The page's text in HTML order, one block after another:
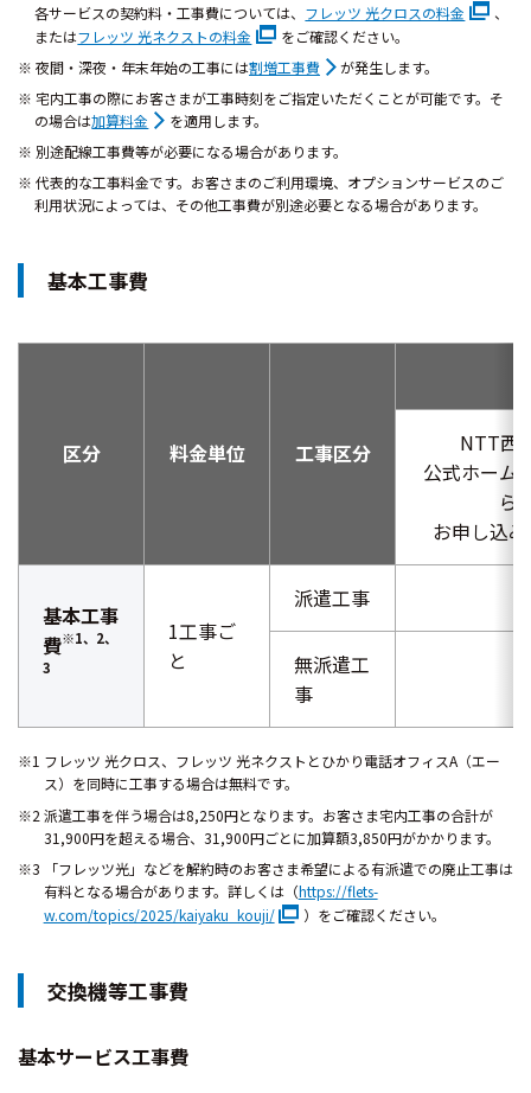
各サービスの契約料・工事費については、 フレッツ 光クロスの料金
、
またはフレッツ 光ネクストの料金
をご確認ください。
夜間・深夜・年末年始の工事には割増工事費
が発生します。
宅内工事の際にお客さまが工事時刻をご指定いただくことが可能です。そ
の場合は加算料金
を適用します。
別途配線工事費等が必要になる場合があります。
代表的な工事料金です。お客さまのご利用環境、オプションサービスのご
利用状況によっては、その他工事費が別途必要となる場合があります。
基本工事費
区分 料金単位 工事区分
NTT西
公式ホーム
ら
お申し込
基本工事
費※1、2、
3
1工事ご
と
派遣工事
無派遣工
事
※1 フレッツ 光クロス、フレッツ 光ネクストとひかり電話オフィスA（エー
ス）を同時に工事する場合は無料です。
※2 派遣工事を伴う場合は8,250円となります。お客さま宅内工事の合計が
31,900円を超える場合、31,900円ごとに加算額3,850円がかかります。
※3 「フレッツ光」などを解約時のお客さま希望による有派遣での廃止工事は
有料となる場合があります。詳しくは（https://flets-
w.com/topics/2025/kaiyaku_kouji/
）をご確認ください。
交換機等工事費
基本サービス工事費